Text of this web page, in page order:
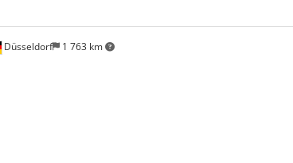
Düsseldorf 1 763 km